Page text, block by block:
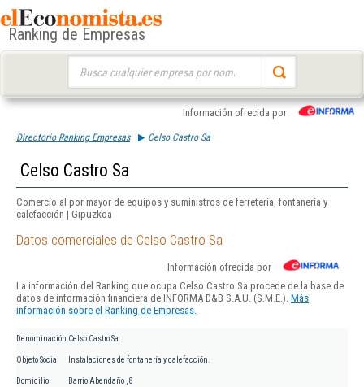
Ranking de Empresas
Información ofrecida por
Directorio Ranking Empresas Celso Castro Sa
Celso Castro Sa
Comercio al por mayor de equipos y suministros de ferretería, fontanería y
calefacción | Gipuzkoa
Datos comerciales de Celso Castro Sa
Información ofrecida por
La información del Ranking que ocupa Celso Castro Sa procede de la base de
datos de información financiera de INFORMA D&B S.A.U. (S.M.E.). Más
información sobre el Ranking de Empresas.
Denominación Celso Castro Sa
Objeto Social Instalaciones de fontanería y calefacción.
Domicilio
Barrio Abendaño , 8